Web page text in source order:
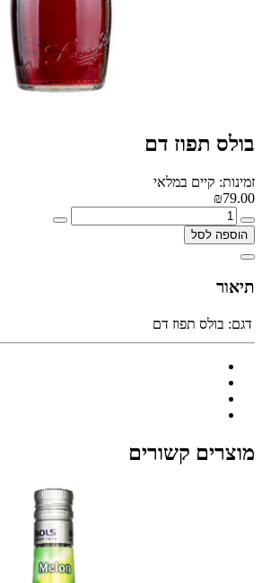
בולס תפוז דם
זמינות: קיים במלאי
₪79.00
הוספה לסל
תיאור
דגם: בולס תפוז דם
מוצרים קשורים